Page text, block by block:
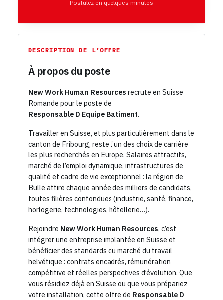
Postulez en quelques minutes
DESCRIPTION DE L’OFFRE
À propos du poste
New Work Human Resources recrute en Suisse
Romande pour le poste de
Responsable D Equipe Batiment.
Travailler en Suisse, et plus particulièrement dans le
canton de Fribourg, reste l’un des choix de carrière
les plus recherchés en Europe. Salaires attractifs,
marché de l’emploi dynamique, infrastructures de
qualité et cadre de vie exceptionnel : la région de
Bulle attire chaque année des milliers de candidats,
toutes filières confondues (industrie, santé, finance,
horlogerie, technologies, hôtellerie…).
Rejoindre New Work Human Resources, c’est
intégrer une entreprise implantée en Suisse et
bénéficier des standards du marché du travail
helvétique : contrats encadrés, rémunération
compétitive et réelles perspectives d’évolution. Que
vous résidiez déjà en Suisse ou que vous prépariez
votre installation, cette offre de Responsable D